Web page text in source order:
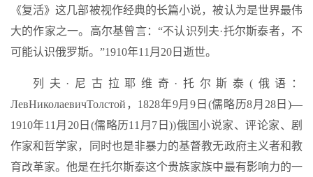
《复活》这几部被视作经典的长篇小说，被认为是世界最伟
大的作家之一。高尔基曾言：“不认识列夫·托尔斯泰者，不
可能认识俄罗斯。”1910年11月20日逝世。
列夫·尼古拉耶维奇·托尔斯泰(俄语：
ЛевНиколаевичТолстой，1828年9月9日(儒略历8月28日)—
1910年11月20日(儒略历11月7日))俄国小说家、评论家、剧
作家和哲学家，同时也是非暴力的基督教无政府主义者和教
育改革家。他是在托尔斯泰这个贵族家族中最有影响力的一